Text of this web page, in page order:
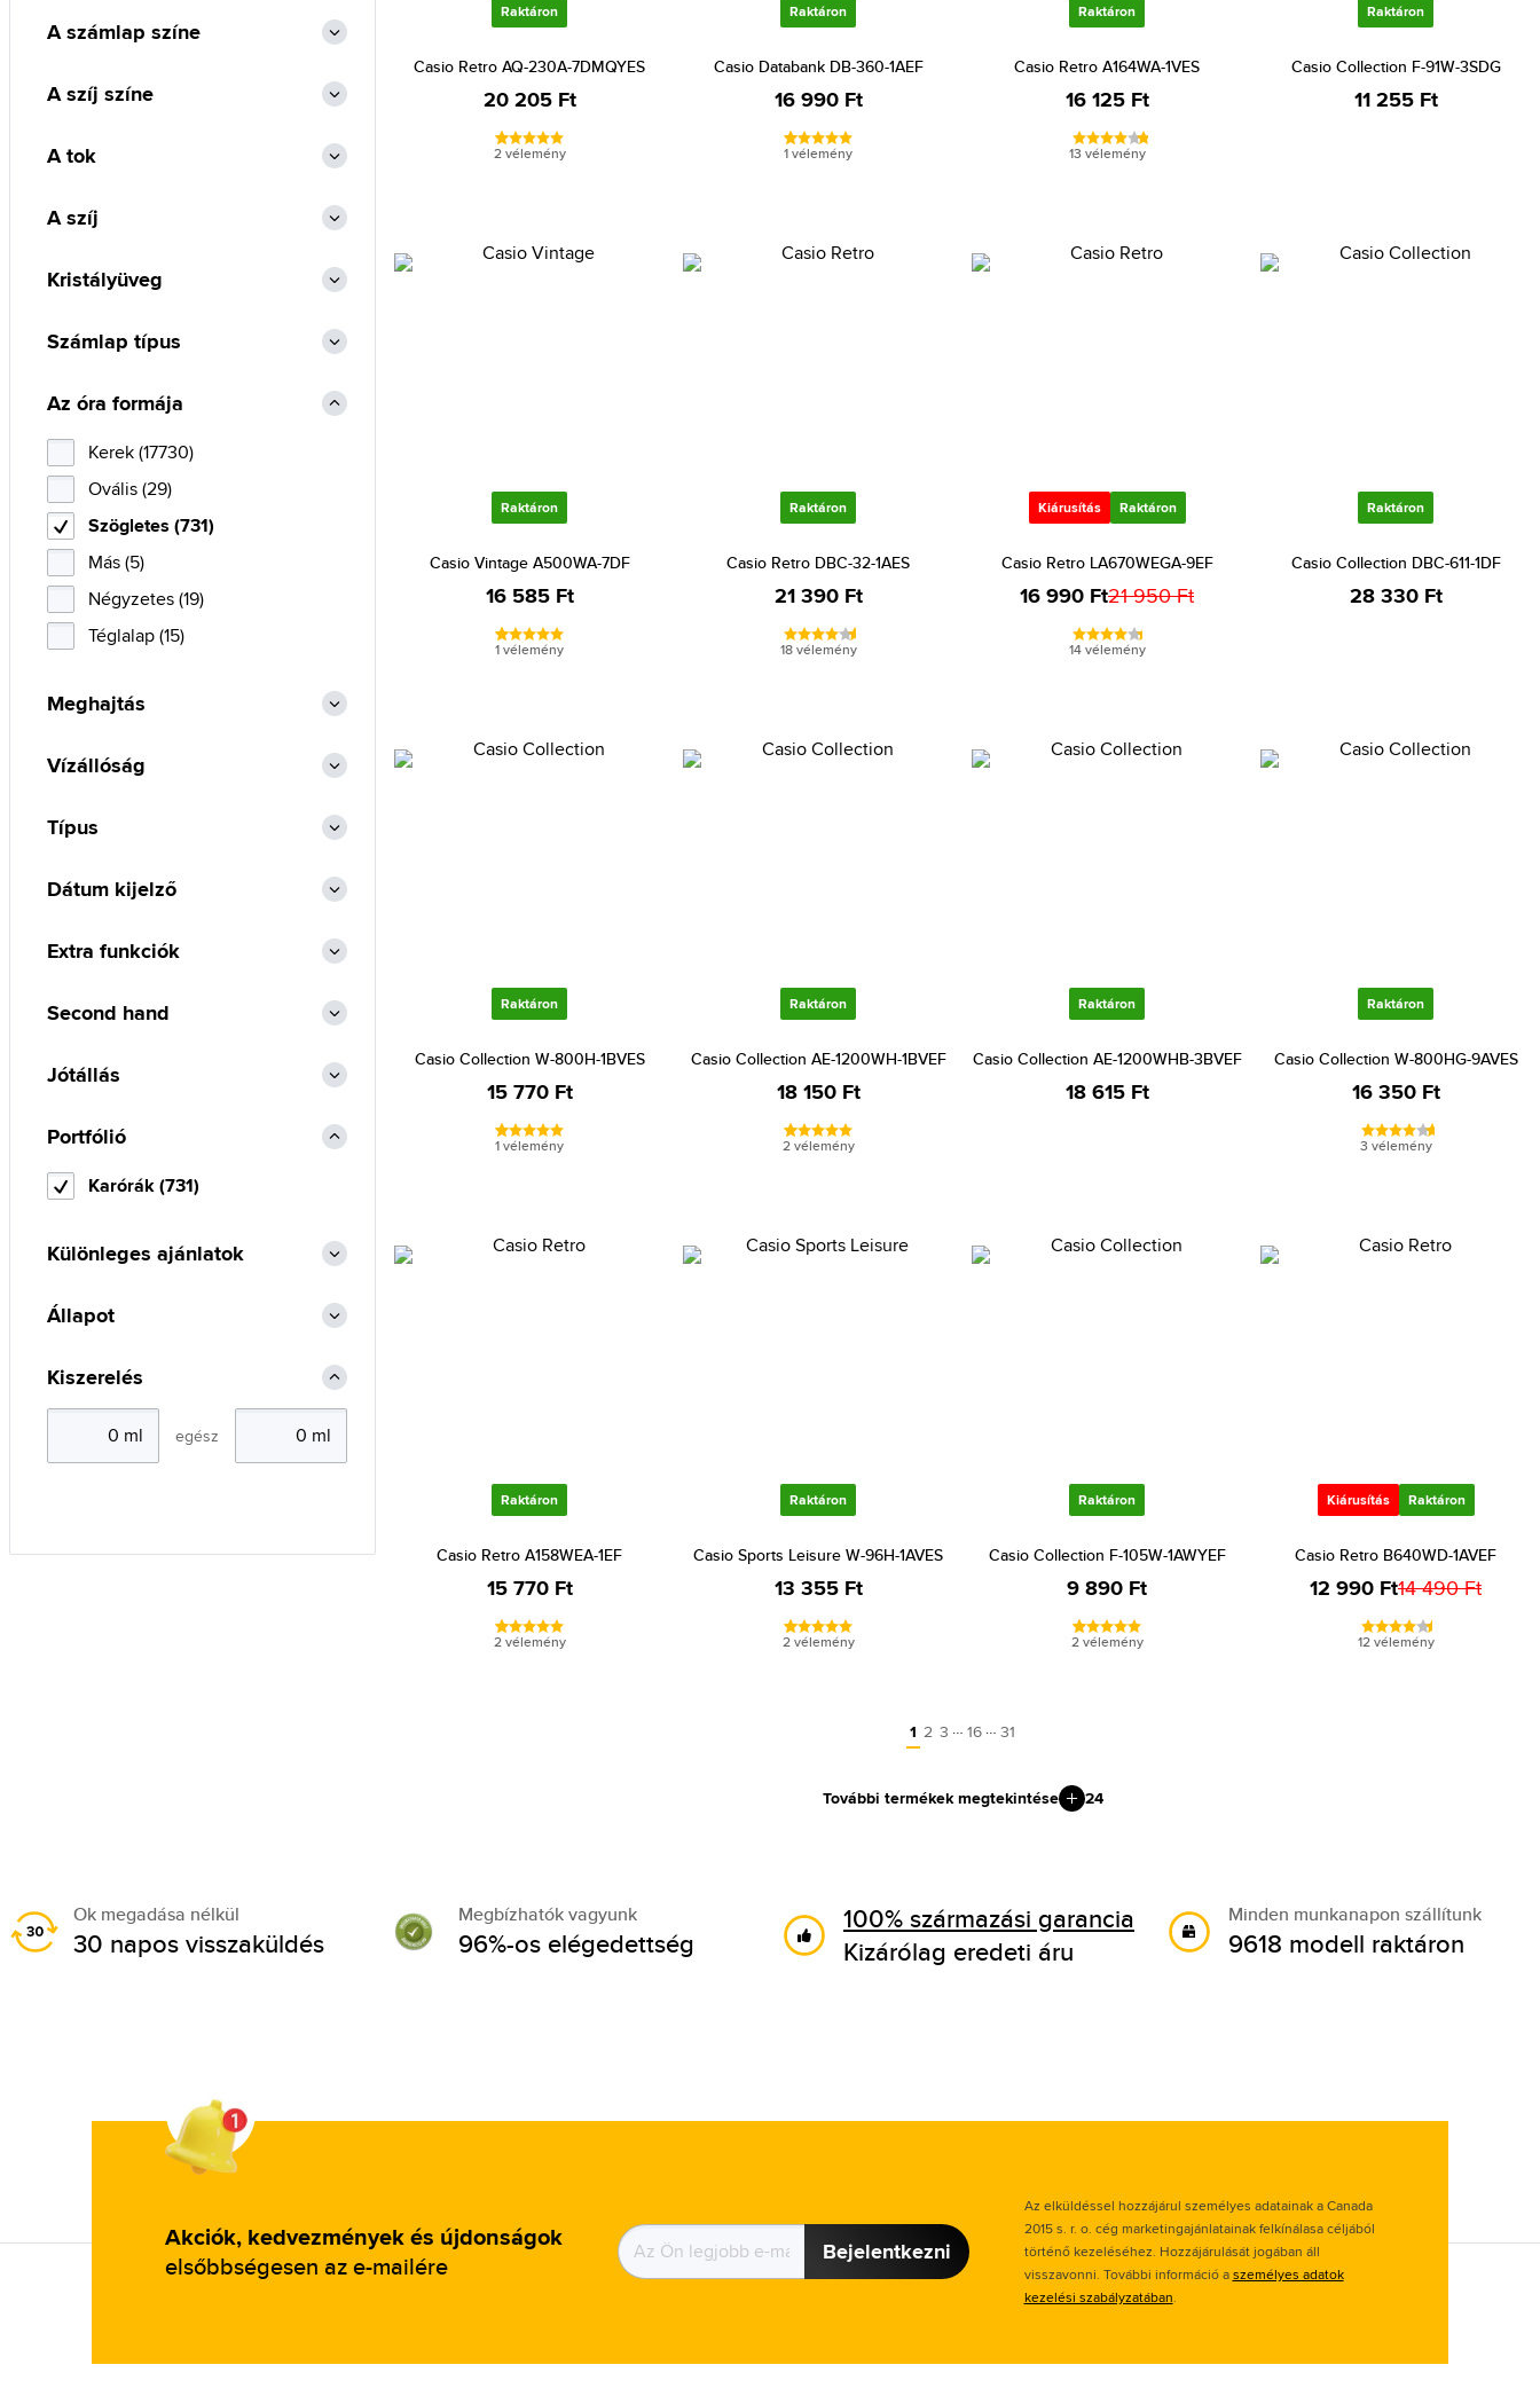
Raktáron
Casio Retro AQ-230A-7DMQYES
20 205 Ft
2 vélemény
Raktáron
Casio Databank DB-360-1AEF
16 990 Ft
1 vélemény
Raktáron
Casio Retro A164WA-1VES
16 125 Ft
13 vélemény
Raktáron
Casio Collection F-91W-3SDG
11 255 Ft
Raktáron
Casio Vintage A500WA-7DF
16 585 Ft
1 vélemény
Raktáron
Casio Retro DBC-32-1AES
21 390 Ft
18 vélemény
Kiárusítás Raktáron
Casio Retro LA670WEGA-9EF
16 990 Ft21 950 Ft
14 vélemény
Raktáron
Casio Collection DBC-611-1DF
28 330 Ft
Raktáron
Casio Collection W-800H-1BVES
15 770 Ft
1 vélemény
Raktáron
Casio Collection AE-1200WH-1BVEF
18 150 Ft
2 vélemény
Raktáron
Casio Collection AE-1200WHB-3BVEF
18 615 Ft
Raktáron
Casio Collection W-800HG-9AVES
16 350 Ft
3 vélemény
Raktáron
Casio Retro A158WEA-1EF
15 770 Ft
2 vélemény
Raktáron
Casio Sports Leisure W-96H-1AVES
13 355 Ft
2 vélemény
Raktáron
Casio Collection F-105W-1AWYEF
9 890 Ft
2 vélemény
Kiárusítás Raktáron
Casio Retro B640WD-1AVEF
12 990 Ft14 490 Ft
12 vélemény
1 2 3 … 16 … 31
További termékek megtekintése 24
Guess (87)
Hugo Boss (7)
Nautica (2)
Police (3)
Pulsar (1)
Roneberg (2)
Seiko (3)
Skagen (5)
Smart (1)
Storm (10)
Timberland (7)
Tommy Hilfiger (10)
A számlap színe
A szíj színe
A tok
A szíj
Kristályüveg
Számlap típus
Az óra formája
Kerek (17730)
Ovális (29)
Szögletes (731)
Más (5)
Négyzetes (19)
Téglalap (15)
Meghajtás
Vízállóság
Típus
Dátum kijelző
Extra funkciók
Second hand
Jótállás
Portfólió
Karórák (731)
Különleges ajánlatok
Állapot
Kiszerelés
egész
Ok megadása nélkül
30 napos visszaküldés
Megbízhatók vagyunk
96%-os elégedettség
100% származási garancia
Kizárólag eredeti áru
Minden munkanapon szállítunk
9618 modell raktáron
Akciók, kedvezmények és újdonságok
elsőbbségesen az e-mailére Bejelentkezni
Az elküldéssel hozzájárul személyes adatainak a Canada
2015 s. r. o. cég marketingajánlatainak felkínálasa céljából
történő kezeléséhez. Hozzájárulását jogában áll
visszavonni. További információ aszemélyes adatok
kezelési szabályzatában.